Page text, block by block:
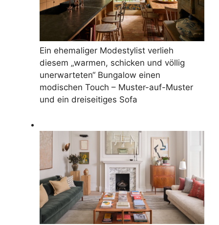
Ein ehemaliger Modestylist verlieh
diesem „warmen, schicken und völlig
unerwarteten“ Bungalow einen
modischen Touch – Muster-auf-Muster
und ein dreiseitiges Sofa